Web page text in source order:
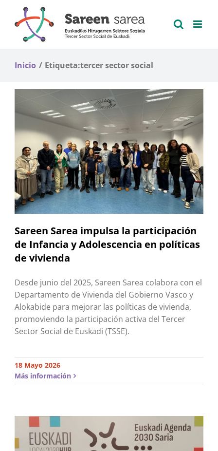
contenido
Inicio Etiqueta:tercer sector social
Sareen Sarea impulsa la participación
de Infancia y Adolescencia en políticas
de vivienda
Desde junio del 2025, Sareen Sarea colabora con el
Departamento de Vivienda del Gobierno Vasco y
Alokabide para mejorar las políticas de vivienda,
promoviendo la participación activa del Tercer
Sector Social de Euskadi (TSSE).
18 Mayo 2026
Más información